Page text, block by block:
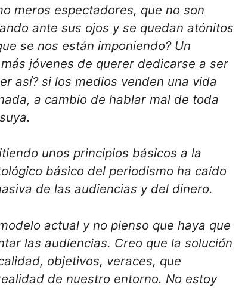
meros espectadores, que no son
ante sus ojos y se quedan atónitos
se nos están imponiendo? Un
jóvenes de querer dedicarse a ser
así? si los medios venden una vida
a cambio de hablar mal de toda
unos principios básicos a la
básico del periodismo ha caído
de las audiencias y del dinero.
actual y no pienso que haya que
las audiencias. Creo que la solución
objetivos, veraces, que
de nuestro entorno. No estoy